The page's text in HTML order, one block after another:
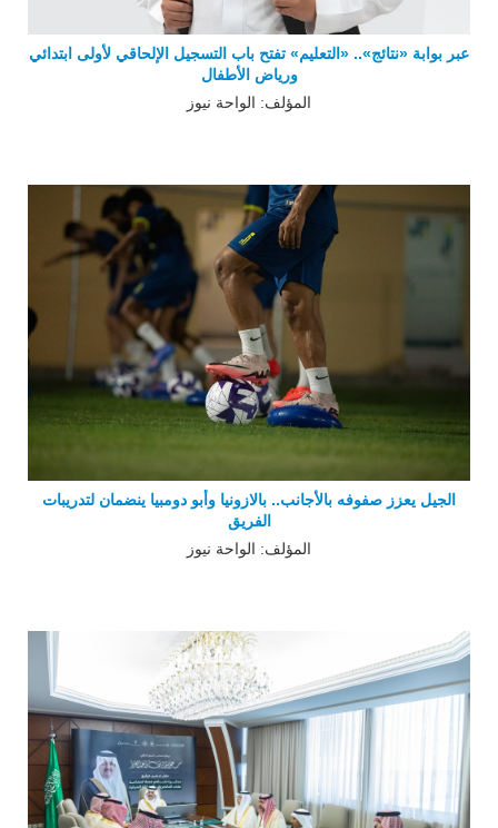
عبر بوابة «نتائج».. «التعليم» تفتح باب التسجيل الإلحاقي لأولى ابتدائي
ورياض الأطفال
المؤلف: الواحة نيوز
الجيل يعزز صفوفه بالأجانب.. بالازونيا وأبو دومبيا ينضمان لتدريبات
الفريق
المؤلف: الواحة نيوز